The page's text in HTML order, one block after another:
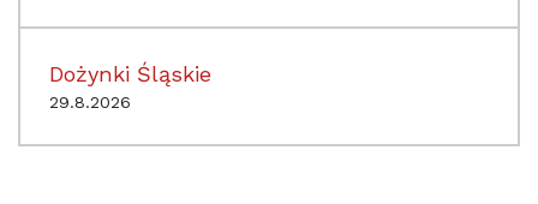
Dożynki Śląskie
29.8.2026